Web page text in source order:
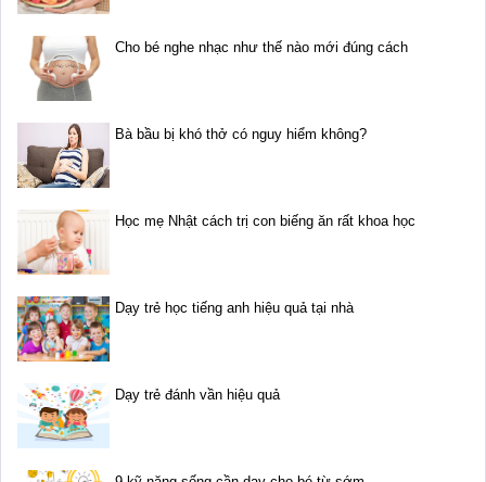
Cho bé nghe nhạc như thế nào mới đúng cách
Bà bầu bị khó thở có nguy hiểm không?
Học mẹ Nhật cách trị con biếng ăn rất khoa học
Dạy trẻ học tiếng anh hiệu quả tại nhà
Dạy trẻ đánh vần hiệu quả